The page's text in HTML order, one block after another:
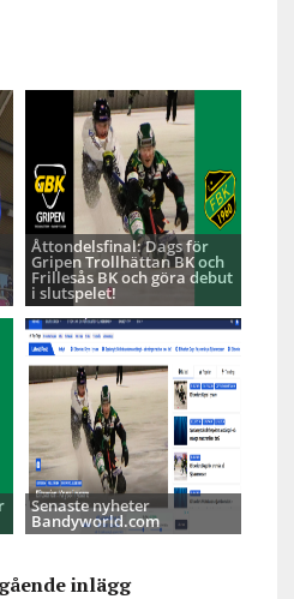
Åttondelsfinal: Dags för
Gripen Trollhättan BK och
Frillesås BK och göra debut
i slutspelet!
Senaste nyheter
Bandyworld.com
inlägg